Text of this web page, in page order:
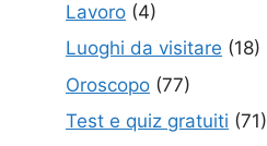
Lavoro (4)
Luoghi da visitare (18)
Oroscopo (77)
Test e quiz gratuiti (71)